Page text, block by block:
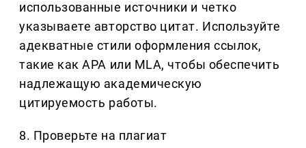
использованные источники и четко
указываете авторство цитат. Используйте
адекватные стили оформления ссылок,
такие как APA или MLA, чтобы обеспечить
надлежащую академическую
цитируемость работы.
8. Проверьте на плагиат